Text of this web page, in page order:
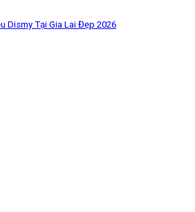
Dismy Tại Gia Lai Đẹp 2026